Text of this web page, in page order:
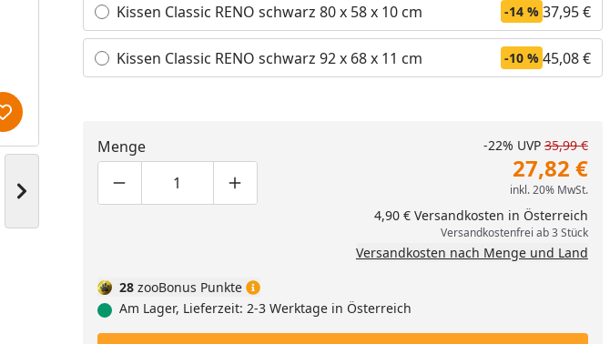
Nächstes Bild anzeigen
Produkt zur Wunschliste hinzufügen
Kissen Classic RENO schwarz 80 x 58 x 10 cm -14 % 37,95 €
Kissen Classic RENO schwarz 92 x 68 x 11 cm -10 % 45,08 €
Menge
Produktmenge um eins verringern
Produktmenge manuell eingeben
Produktmenge um eins erhöhen
-22% UVP 35,99 €
27,82 €
inkl. 20% MwSt.
4,90 € Versandkosten in Österreich
Versandkostenfrei ab 3 Stück
Versandkosten nach Menge und Land
28 zooBonus Punkte
Am Lager, Lieferzeit: 2-3 Werktage in Österreich